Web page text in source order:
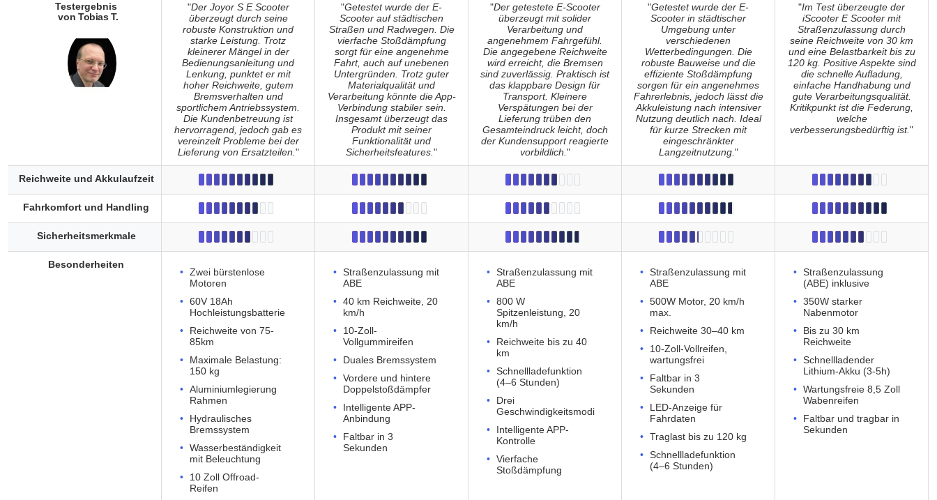
"Der Joyor S E Scooter
überzeugt durch seine
robuste Konstruktion und
starke Leistung. Trotz
kleinerer Mängel in der
Bedienungsanleitung und
Lenkung, punktet er mit
hoher Reichweite, gutem
Bremsverhalten und
sportlichem Antriebssystem.
Die Kundenbetreuung ist
hervorragend, jedoch gab es
vereinzelt Probleme bei der
Lieferung von Ersatzteilen. "
"Getestet wurde der E-
Scooter auf städtischen
Straßen und Radwegen. Die
vierfache Stoßdämpfung
sorgt für eine angenehme
Fahrt, auch auf unebenen
Untergründen. Trotz guter
Materialqualität und
Verarbeitung könnte die App-
Verbindung stabiler sein.
Insgesamt überzeugt das
Produkt mit seiner
Funktionalität und
Sicherheitsfeatures. "
"Der getestete E-Scooter
überzeugt mit solider
Verarbeitung und
angenehmem Fahrgefühl.
Die angegebene Reichweite
wird erreicht, die Bremsen
sind zuverlässig. Praktisch ist
das klappbare Design für
Transport. Kleinere
Verspätungen bei der
Lieferung trüben den
Gesamteindruck leicht, doch
der Kundensupport reagierte
vorbildlich. "
"Getestet wurde der E-
Scooter in städtischer
Umgebung unter
verschiedenen
Wetterbedingungen. Die
robuste Bauweise und die
effiziente Stoßdämpfung
sorgen für ein angenehmes
Fahrerlebnis, jedoch lässt die
Akkuleistung nach intensiver
Nutzung deutlich nach. Ideal
für kurze Strecken mit
eingeschränkter
Langzeitnutzung. "
"Im Test überzeugte der
iScooter E Scooter mit
Straßenzulassung durch
seine Reichweite von 30 km
und eine Belastbarkeit bis zu
120 kg. Positive Aspekte sind
die schnelle Aufladung,
einfache Handhabung und
gute Verarbeitungsqualität.
Kritikpunkt ist die Federung,
welche
verbesserungsbedürftig ist."
Zwei bürstenlose
Motoren
60V 18Ah
Hochleistungsbatterie
Reichweite von 75-
85km
Maximale Belastung:
150 kg
Aluminiumlegierung
Rahmen
Hydraulisches
Bremssystem
Wasserbeständigkeit
mit Beleuchtung
10 Zoll Offroad-
Reifen
Straßenzulassung mit
ABE
40 km Reichweite, 20
km/h
10-Zoll-
Vollgummireifen
Duales Bremssystem
Vordere und hintere
Doppelstoßdämpfer
Intelligente APP-
Anbindung
Faltbar in 3
Sekunden
Straßenzulassung mit
ABE
800 W
Spitzenleistung, 20
km/h
Reichweite bis zu 40
km
Schnellladefunktion
(4–6 Stunden)
Drei
Geschwindigkeitsmodi
Intelligente APP-
Kontrolle
Vierfache
Stoßdämpfung
Straßenzulassung mit
ABE
500W Motor, 20 km/h
max.
Reichweite 30–40 km
10-Zoll-Vollreifen,
wartungsfrei
Faltbar in 3
Sekunden
LED-Anzeige für
Fahrdaten
Traglast bis zu 120 kg
Schnellladefunktion
(4–6 Stunden)
Straßenzulassung
(ABE) inklusive
350W starker
Nabenmotor
Bis zu 30 km
Reichweite
Schnellladender
Lithium-Akku (3-5h)
Wartungsfreie 8,5 Zoll
Wabenreifen
Faltbar und tragbar in
Sekunden
Testergebnis
von Tobias T.
Reichweite und Akkulaufzeit
Fahrkomfort und Handling
Sicherheitsmerkmale
Besonderheiten